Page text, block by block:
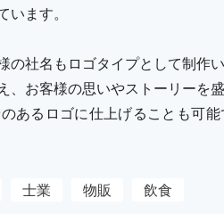
ます。
社名もロゴタイプとして制作い
お客様の思いやストーリーを盛
あるロゴに仕上げることも可
士業 物販 飲食